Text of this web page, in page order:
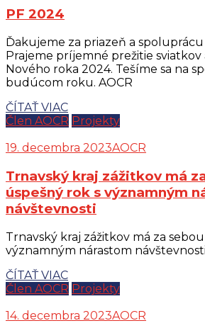
PF 2024
Ďakujeme za priazeň a
Prajeme príjemné prežitie
Nového roka 2024. Tešíme sa na
budúcom roku. AOCR
ČÍTAŤ VIAC
Člen AOCR Projekty
19. decembra 2023AOCR
Trnavský kraj zážitkov má
úspešný rok s významným
návštevnosti
Trnavský kraj zážitkov má za
významným nárastom návštevnosti
ČÍTAŤ VIAC
Člen AOCR Projekty
14. decembra 2023AOCR